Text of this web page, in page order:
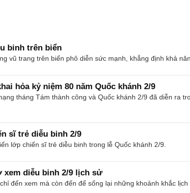
binh trên biển
vũ trang trên biển phô diễn sức mạnh, khẳng định khả
hỏa kỷ niệm 80 năm Quốc khánh 2/9
tháng Tám thành công và Quốc khánh 2/9 đã diễn ra
sĩ trẻ diễu binh 2/9
lớp chiến sĩ trẻ diễu binh trong lễ Quốc khánh 2/9.
diễu binh 2/9 lịch sử
đến xem mà còn đến để sống lại những khoảnh khắc